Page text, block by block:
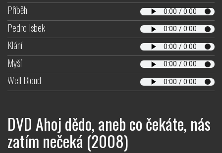
Příběh
Pedro Isbek
Klání
Myší
Well Bloud
DVD Ahoj dědo, aneb co čekáte, nás
zatím nečeká (2008)